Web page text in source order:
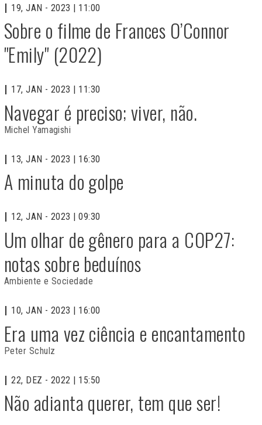
19, JAN - 2023 | 11:00
Sobre o filme de Frances O’Connor
"Emily" (2022)
17, JAN - 2023 | 11:30
Navegar é preciso; viver, não.
Michel Yamagishi
13, JAN - 2023 | 16:30
A minuta do golpe
12, JAN - 2023 | 09:30
Um olhar de gênero para a COP27:
notas sobre beduínos
Ambiente e Sociedade
10, JAN - 2023 | 16:00
Era uma vez ciência e encantamento
Peter Schulz
22, DEZ - 2022 | 15:50
Não adianta querer, tem que ser!